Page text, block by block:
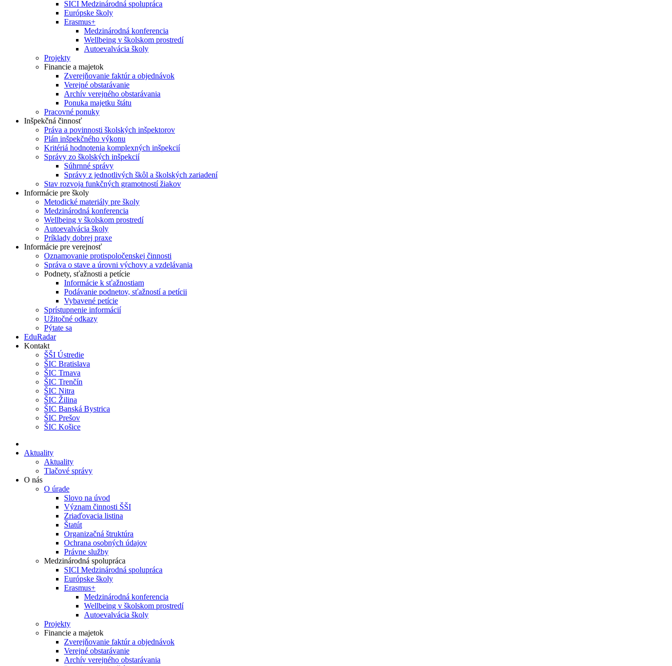
SICI Medzinárodná spolupráca
Európske školy
Erasmus+
Medzinárodná konferencia
Wellbeing v školskom prostredí
Autoevalvácia školy
Projekty
Financie a majetok
Zverejňovanie faktúr a objednávok
Verejné obstarávanie
Archív verejného obstarávania
Ponuka majetku štátu
Pracovné ponuky
Inšpekčná činnosť
Práva a povinnosti školských inšpektorov
Plán inšpekčného výkonu
Kritériá hodnotenia komplexných inšpekcií
Správy zo školských inšpekcií
Súhrnné správy
Správy z jednotlivých škôl a školských zariadení
Stav rozvoja funkčných gramotností žiakov
Informácie pre školy
Metodické materiály pre školy
Medzinárodná konferencia
Wellbeing v školskom prostredí
Autoevalvácia školy
Príklady dobrej praxe
Informácie pre verejnosť
Oznamovanie protispoločenskej činnosti
Správa o stave a úrovni výchovy a vzdelávania
Podnety, sťažnosti a petície
Informácie k sťažnostiam
Podávanie podnetov, sťažností a petícii
Vybavené petície
Sprístupnenie informácií
Užitočné odkazy
Pýtate sa
EduRadar
Kontakt
ŠŠI Ústredie
ŠIC Bratislava
ŠIC Trnava
ŠIC Trenčín
ŠIC Nitra
ŠIC Žilina
ŠIC Banská Bystrica
ŠIC Prešov
ŠIC Košice
Aktuality
Aktuality
Tlačové správy
O nás
O úrade
Slovo na úvod
Význam činnosti ŠŠI
Zriaďovacia listina
Štatút
Organizačná štruktúra
Ochrana osobných údajov
Právne služby
Medzinárodná spolupráca
SICI Medzinárodná spolupráca
Európske školy
Erasmus+
Medzinárodná konferencia
Wellbeing v školskom prostredí
Autoevalvácia školy
Projekty
Financie a majetok
Zverejňovanie faktúr a objednávok
Verejné obstarávanie
Archív verejného obstarávania